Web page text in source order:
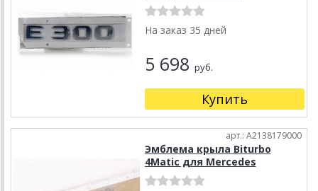
На заказ 35 дней
5 698 руб.
Купить
арт.: A2138179000
Эмблема крыла Biturbo
4Matic для Mercedes